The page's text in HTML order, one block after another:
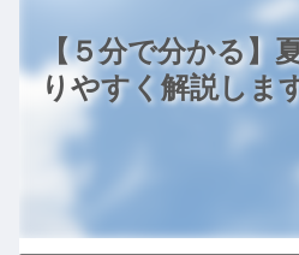
【５分で分かる】
りやすく解説しま